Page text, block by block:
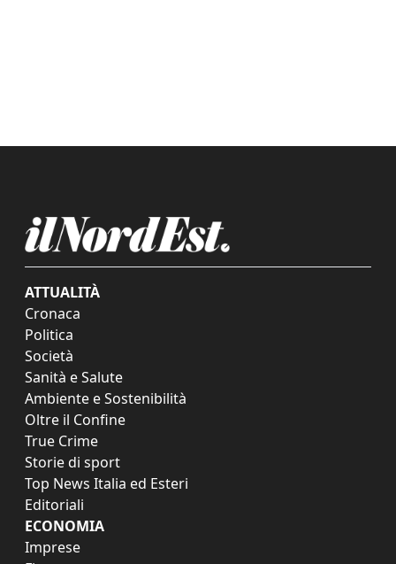
ATTUALITÀ
Cronaca
Politica
Società
Sanità e Salute
Ambiente e Sostenibilità
Oltre il Confine
True Crime
Storie di sport
Top News Italia ed Esteri
Editoriali
ECONOMIA
Imprese